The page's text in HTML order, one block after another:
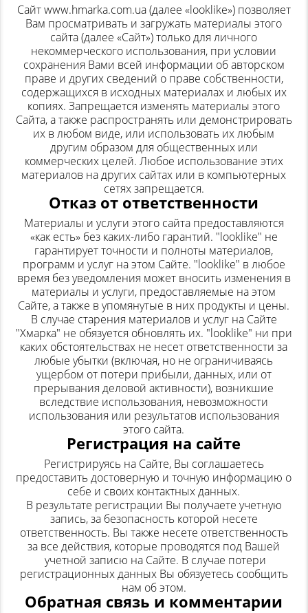
Отправить
Сообщить
(095) 706-69-33
(067) 863-50-24
(093) 107-55-85
Передзвоніть мені
Сайт www.hmarka.com.ua (далее «looklike») позволяет
Вам просматривать и загружать материалы этого
сайта (далее «Сайт») только для личного
некоммерческого использования, при условии
сохранения Вами всей информации об авторском
праве и других сведений о праве собственности,
содержащихся в исходных материалах и любых их
копиях. Запрещается изменять материалы этого
Сайта, а также распространять или демонстрировать
их в любом виде, или использовать их любым
другим образом для общественных или
коммерческих целей. Любое использование этих
материалов на других сайтах или в компьютерных
сетях запрещается.
Отказ от ответственности
Материалы и услуги этого сайта предоставляются
«как есть» без каких-либо гарантий. "looklike" не
гарантирует точности и полноты материалов,
программ и услуг на этом Сайте. "looklike" в любое
время без уведомления может вносить изменения в
материалы и услуги, предоставляемые на этом
Сайте, а также в упомянутые в них продукты и цены.
В случае старения материалов и услуг на Сайте
"Хмарка" не обязуется обновлять их. "looklike" ни при
каких обстоятельствах не несет ответственности за
любые убытки (включая, но не ограничиваясь
ущербом от потери прибыли, данных, или от
прерывания деловой активности), возникшие
вследствие использования, невозможности
использования или результатов использования
этого сайта.
Регистрация на сайте
Регистрируясь на Сайте, Вы соглашаетесь
предоставить достоверную и точную информацию о
себе и своих контактных данных.
В результате регистрации Вы получаете учетную
запись, за безопасность которой несете
ответственность. Вы также несете ответственность
за все действия, которые проводятся под Вашей
учетной записю на Сайте. В случае потери
регистрационных данных Вы обязуетесь сообщить
нам об этом.
Обратная связь и комментарии